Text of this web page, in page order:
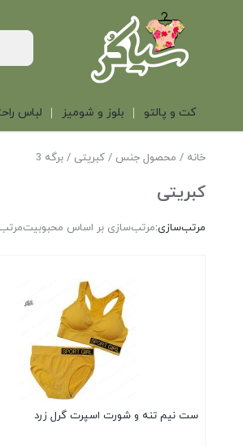
کت و پالتو بلوز و شومیز لباس
خانه / محصول جنس /کبریتی / برگه 3
کبریتی
مرتب‌سازی:مرتب‌سازی بر اساس محبوبیت
ست نیم تنه و شورت اسپرت گرل زرد